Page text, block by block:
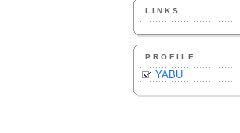
LINKS
PROFILE
YABU